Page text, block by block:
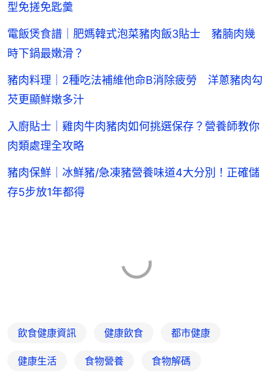
型免搓免匙羹
電飯煲食譜｜肥媽韓式泡菜豬肉飯3貼士 豬腩肉幾
時下鍋最嫩滑？
豬肉料理｜2種吃法補維他命B消除疲勞 洋蔥豬肉勾
芡更顯鮮嫩多汁
入廚貼士｜雞肉牛肉豬肉如何挑選保存？營養師教你
肉類處理全攻略
豬肉保鮮｜冰鮮豬/急凍豬營養味道4大分別！正確儲
存5步放1年都得
飲食健康資訊 健康飲食 都市健康
健康生活 食物營養 食物解碼